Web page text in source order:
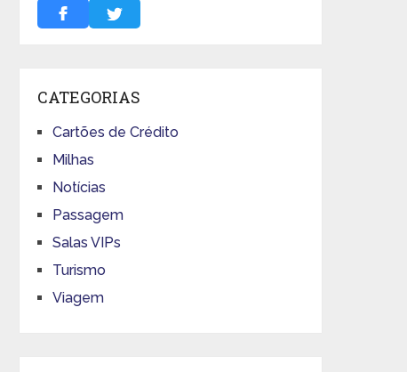
CATEGORIAS
Cartões de Crédito
Milhas
Notícias
Passagem
Salas VIPs
Turismo
Viagem